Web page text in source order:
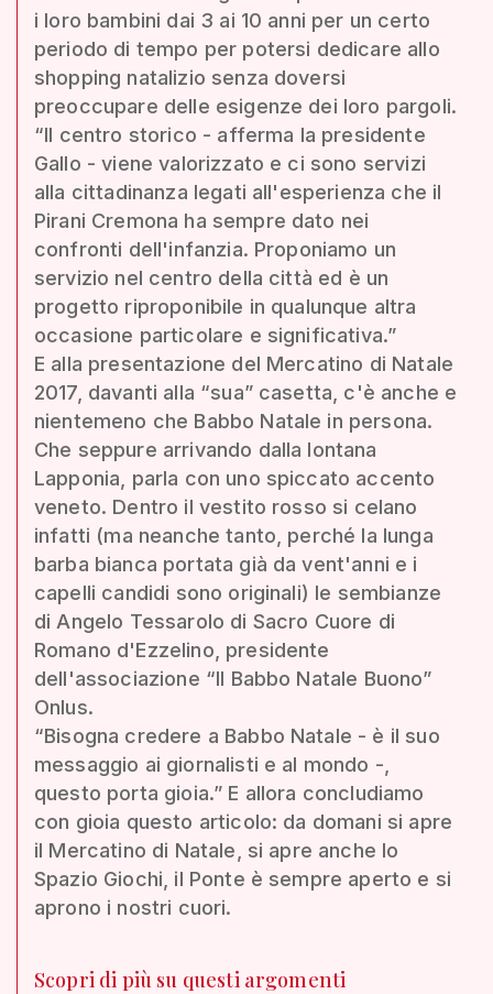
i loro bambini dai 3 ai 10 anni per un certo
periodo di tempo per potersi dedicare allo
shopping natalizio senza doversi
preoccupare delle esigenze dei loro pargoli.
“Il centro storico - afferma la presidente
Gallo - viene valorizzato e ci sono servizi
alla cittadinanza legati all'esperienza che il
Pirani Cremona ha sempre dato nei
confronti dell'infanzia. Proponiamo un
servizio nel centro della città ed è un
progetto riproponibile in qualunque altra
occasione particolare e significativa.”
E alla presentazione del Mercatino di Natale
2017, davanti alla “sua” casetta, c'è anche e
nientemeno che Babbo Natale in persona.
Che seppure arrivando dalla lontana
Lapponia, parla con uno spiccato accento
veneto. Dentro il vestito rosso si celano
infatti (ma neanche tanto, perché la lunga
barba bianca portata già da vent'anni e i
capelli candidi sono originali) le sembianze
di Angelo Tessarolo di Sacro Cuore di
Romano d'Ezzelino, presidente
dell'associazione “Il Babbo Natale Buono”
Onlus.
“Bisogna credere a Babbo Natale - è il suo
messaggio ai giornalisti e al mondo -,
questo porta gioia.” E allora concludiamo
con gioia questo articolo: da domani si apre
il Mercatino di Natale, si apre anche lo
Spazio Giochi, il Ponte è sempre aperto e si
aprono i nostri cuori.
Scopri di più su questi argomenti